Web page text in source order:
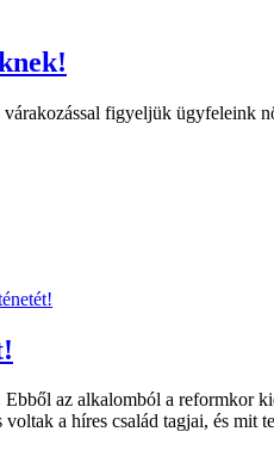
figyeljük
az alkalomból a reformkor
a híres család tagjai, és mit